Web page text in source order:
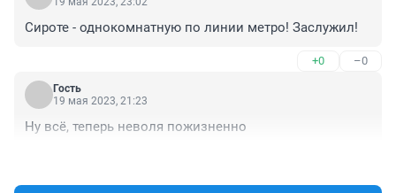
Сироте - однокомнатную по линии метро! Заслужил!
+0 –0
Гость
19 мая 2023, 21:23
Ну всё, теперь неволя пожизненно